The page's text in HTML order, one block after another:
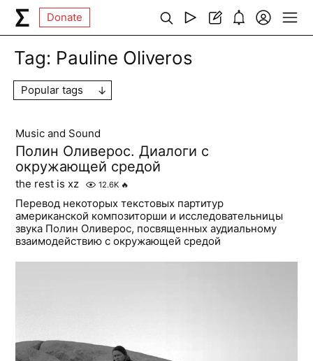
Donate
Tag: Pauline Oliveros
Popular tags
Music and Sound
Полин Оливерос. Диалоги с
окружающей средой
the rest is xz 12.6K 🔥
Перевод некоторых текстовых партитур
американской композиторши и исследовательницы
звука Полин Оливерос, посвященных аудиальному
взаимодействию с окружающей средой